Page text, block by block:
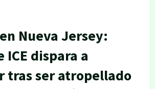
Nueva Jersey:
ICE dispara a
tras ser atropellado